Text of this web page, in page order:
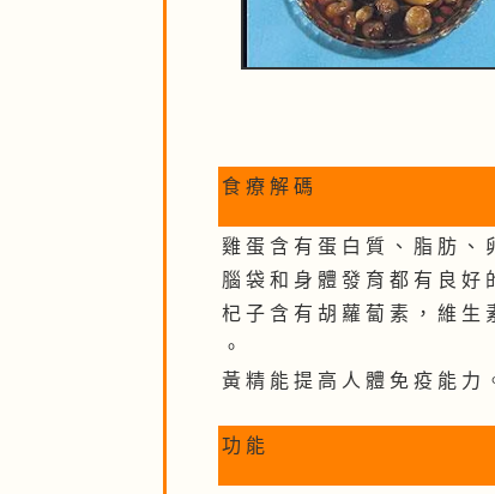
食 療 解 碼
雞 蛋 含 有 蛋 白 質 、 脂 肪 、
腦 袋 和 身 體 發 育 都 有 良 好
杞 子 含 有 胡 蘿 蔔 素 ， 維 生
。
黃 精 能 提 高 人 體 免 疫 能 力
功 能